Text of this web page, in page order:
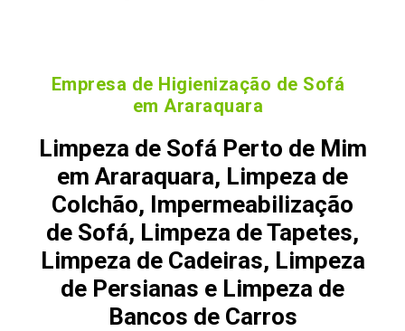
Empresa de Higienização de Sofá
em Araraquara
Limpeza de Sofá Perto de Mim
em Araraquara, Limpeza de
Colchão, Impermeabilização
de Sofá, Limpeza de Tapetes,
Limpeza de Cadeiras, Limpeza
de Persianas e Limpeza de
Bancos de Carros